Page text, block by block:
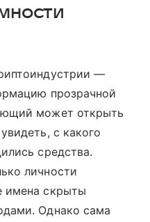
—
прозрачной
может открыть
с какого
средства.
личности
имена скрыты
Однако сама